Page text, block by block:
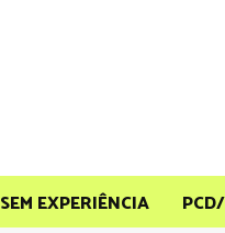
SEM EXPERIÊNCIA